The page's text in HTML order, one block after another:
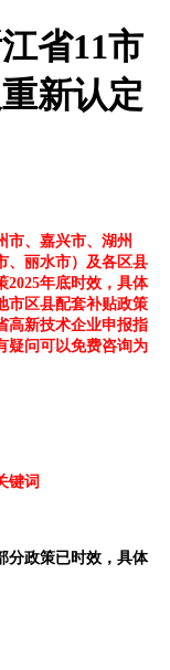
省11市
新认定
市、嘉兴市、湖州
、丽水市）及各区县
2025年底时效，具体
市区县配套补贴政策
高新技术企业申报指
疑问可以免费咨询为
键词
分政策已时效，具体